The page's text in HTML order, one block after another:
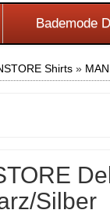
Bademode
Shirts»
Silber